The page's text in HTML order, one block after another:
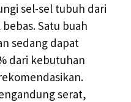
sel-sel tubuh dari
Satu buah
sedang dapat
dari kebutuhan
serat,